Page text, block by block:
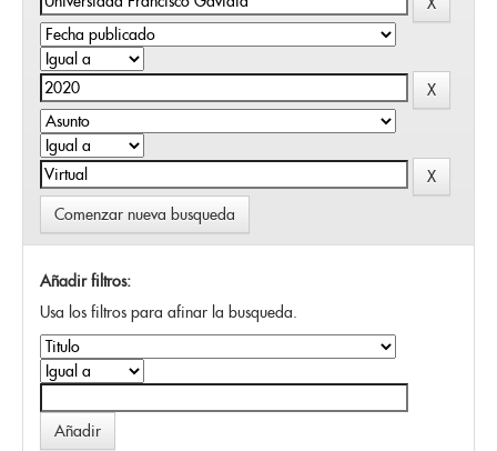
Comenzar nueva busqueda
Añadir filtros:
Usa los filtros para afinar la busqueda.